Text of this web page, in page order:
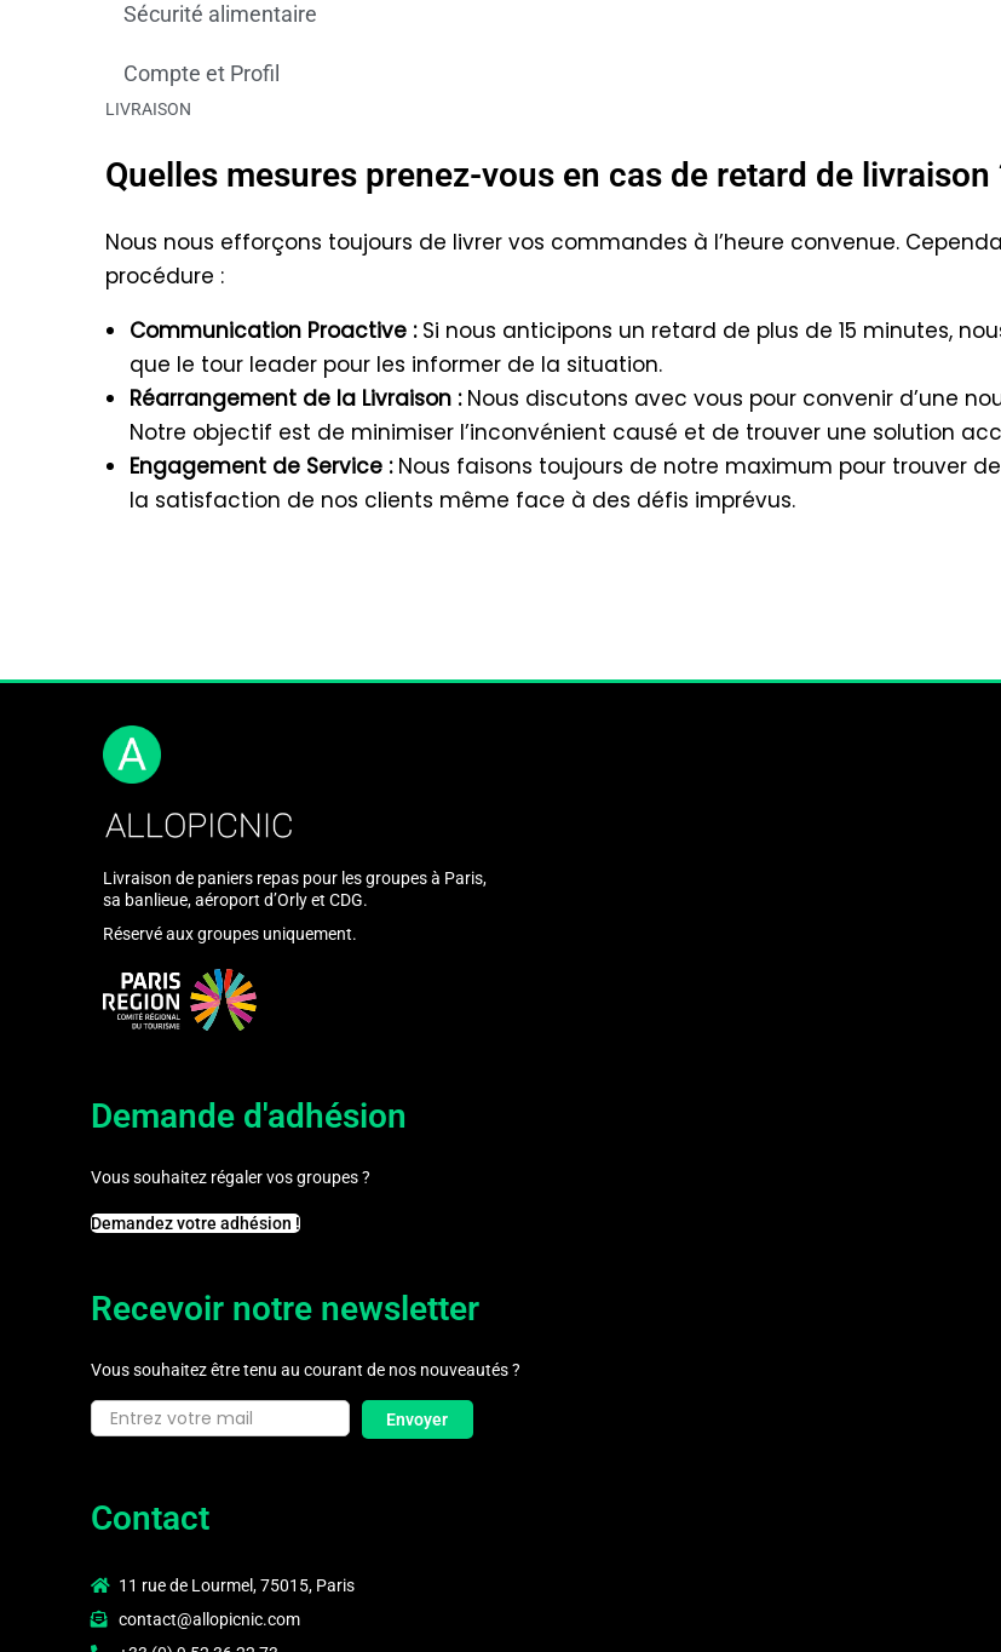
Sécurité alimentaire
Compte et Profil
LIVRAISON
Quelles mesures prenez-vous en cas de retard de livraison
Nous nous efforçons toujours de livrer vos commandes à l’heure convenue.
procédure :
Communication Proactive :Si nous anticipons un retard de plus de 15 minutes,
que le tour leader pour les informer de la situation.
Réarrangement de la Livraison :Nous discutons avec vous pour convenir d’une
Notre objectif est de minimiser l’inconvénient causé et de trouver une solution
Engagement de Service :Nous faisons toujours de notre maximum pour trouver
la satisfaction de nos clients même face à des défis imprévus.
Livraison de paniers repas pour les groupes à Paris,
sa banlieue, aéroport d’Orly et CDG.
Réservé aux groupes uniquement.
Demande d'adhésion
Vous souhaitez régaler vos groupes ?
Demandez votre adhésion !
Recevoir notre newsletter
Vous souhaitez être tenu au courant de nos nouveautés ?
Envoyer
Contact
11 rue de Lourmel, 75015, Paris
contact@allopicnic.com